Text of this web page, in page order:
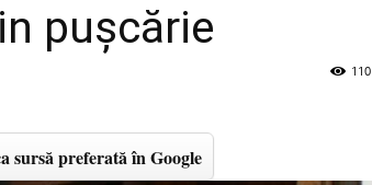
pușcărie
110
sursă preferată în Google